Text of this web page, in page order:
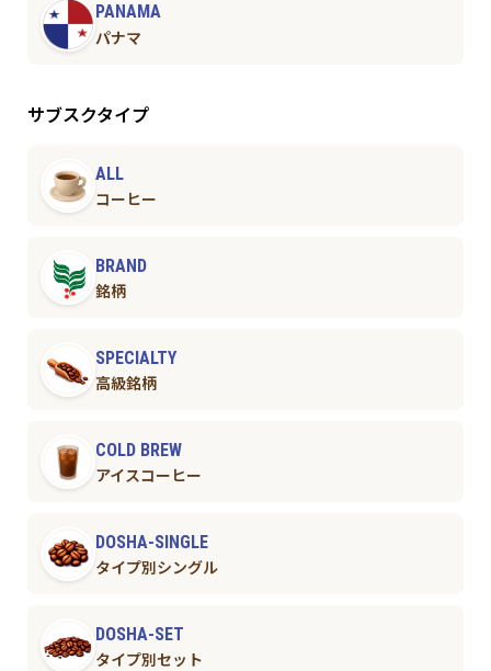
PANAMA
パナマ
サブスクタイプ
ALL
コーヒー
BRAND
銘柄
SPECIALTY
高級銘柄
COLD BREW
アイスコーヒー
DOSHA-SINGLE
タイプ別シングル
DOSHA-SET
タイプ別セット